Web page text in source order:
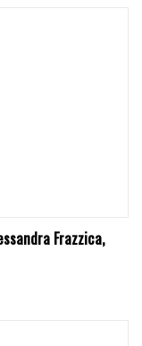
Frazzica,